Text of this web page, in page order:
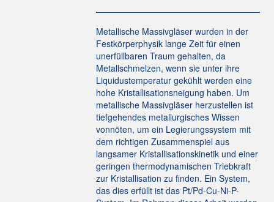
Metallische Massivgläser wurden in der
Festkörperphysik lange Zeit für einen
unerfüllbaren Traum gehalten, da
Metallschmelzen, wenn sie unter ihre
Liquidustemperatur gekühlt werden eine
hohe Kristallisationsneigung haben. Um
metallische Massivgläser herzustellen ist
tiefgehendes metallurgisches Wissen
vonnöten, um ein Legierungssystem mit
dem richtigen Zusammenspiel aus
langsamer Kristallisationskinetik und einer
geringen thermodynamischen Triebkraft
zur Kristallisation zu finden. Ein System,
das dies erfüllt ist das Pt/Pd-Cu-Ni-P-